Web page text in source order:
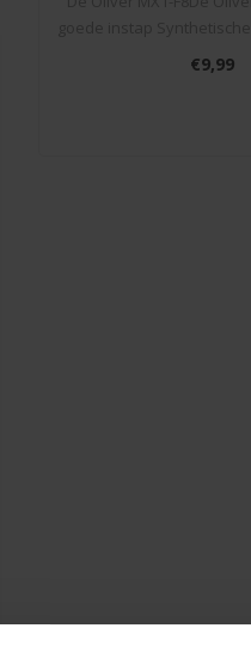
€9,99